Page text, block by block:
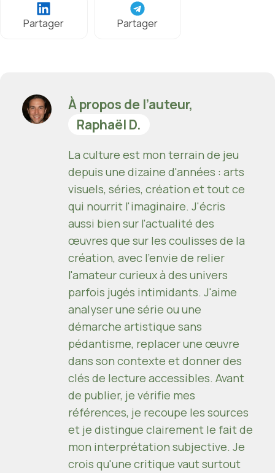
Partager Partager
À propos de l’auteur,
Raphaël D.
La culture est mon terrain de jeu
depuis une dizaine d'années : arts
visuels, séries, création et tout ce
qui nourrit l'imaginaire. J'écris
aussi bien sur l'actualité des
œuvres que sur les coulisses de la
création, avec l'envie de relier
l'amateur curieux à des univers
parfois jugés intimidants. J'aime
analyser une série ou une
démarche artistique sans
pédantisme, replacer une œuvre
dans son contexte et donner des
clés de lecture accessibles. Avant
de publier, je vérifie mes
références, je recoupe les sources
et je distingue clairement le fait de
mon interprétation subjective. Je
crois qu'une critique vaut surtout